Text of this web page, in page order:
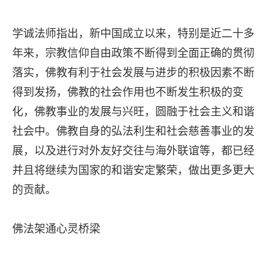
学诚法师指出，新中国成立以来，特别是近二十多
年来，宗教信仰自由政策不断得到全面正确的贯彻
落实，佛教有利于社会发展与进步的积极因素不断
得到发扬，佛教的社会作用也不断发生积极的变
化，佛教事业的发展与兴旺，圆融于社会主义和谐
社会中。佛教自身的弘法利生和社会慈善事业的发
展，以及进行对外友好交往与海外联谊等，都已经
并且将继续为国家的和谐安定繁荣，做出更多更大
的贡献。
佛法架通心灵桥梁